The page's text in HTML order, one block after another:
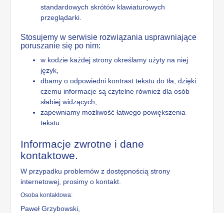
standardowych skrótów klawiaturowych
przeglądarki.
Stosujemy w serwisie rozwiązania usprawniające
poruszanie się po nim:
w kodzie każdej strony określamy użyty na niej
język,
dbamy o odpowiedni kontrast tekstu do tła, dzięki
czemu informacje są czytelne również dla osób
słabiej widzących,
zapewniamy możliwość łatwego powiększenia
tekstu.
Informacje zwrotne i dane
kontaktowe.
W przypadku problemów z dostępnością strony
internetowej, prosimy o kontakt.
Osoba kontaktowa:
Paweł Grzybowski